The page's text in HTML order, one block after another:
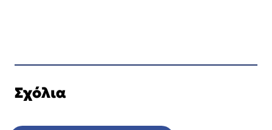
Σχόλια